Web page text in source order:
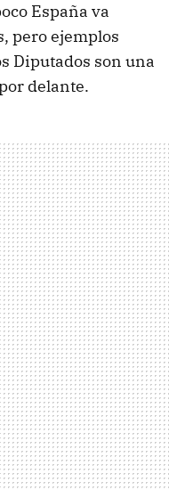
España va
pero ejemplos
Diputados son una
delante.